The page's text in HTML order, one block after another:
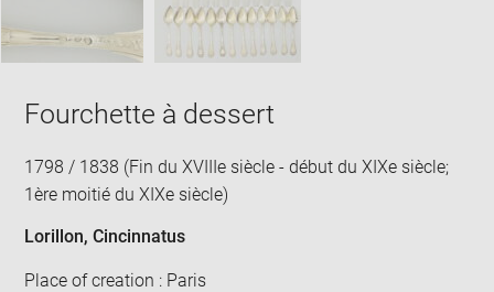
Fourchette à dessert
1798 / 1838 (Fin du XVIIIe siècle - début du XIXe siècle;
1ère moitié du XIXe siècle)
Lorillon, Cincinnatus
Place of creation : Paris